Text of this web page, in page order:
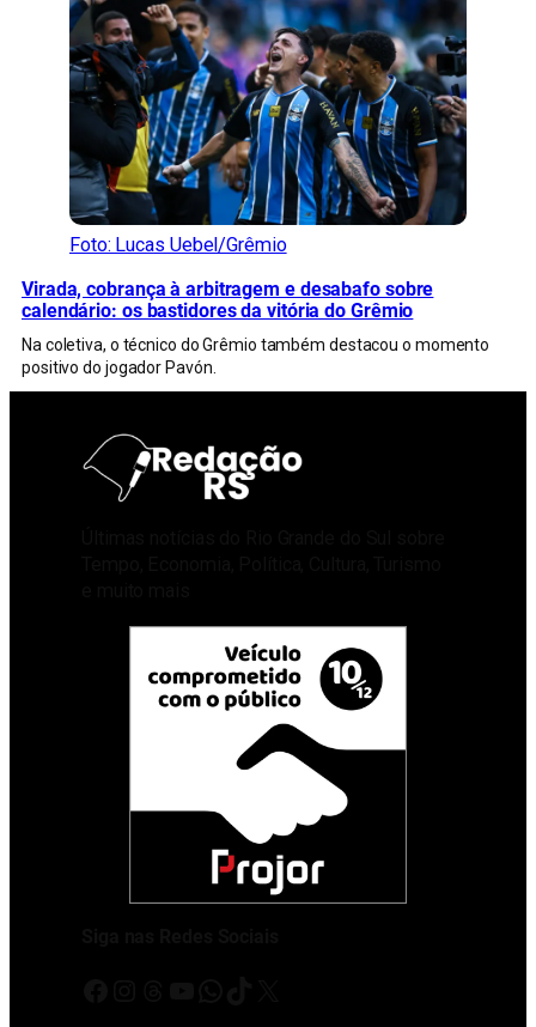
Foto: Lucas Uebel/Grêmio
Virada, cobrança à arbitragem e desabafo sobre
calendário: os bastidores da vitória do Grêmio
Na coletiva, o técnico do Grêmio também destacou o momento
positivo do jogador Pavón.